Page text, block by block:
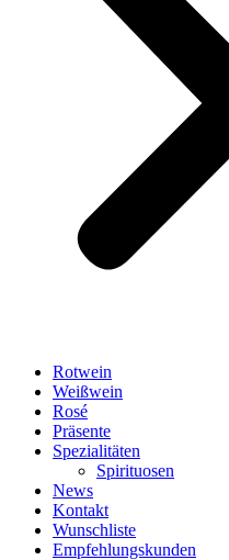
Rotwein
Weißwein
Rosé
Präsente
Spezialitäten
Spirituosen
News
Kontakt
Wunschliste
Empfehlungskunden